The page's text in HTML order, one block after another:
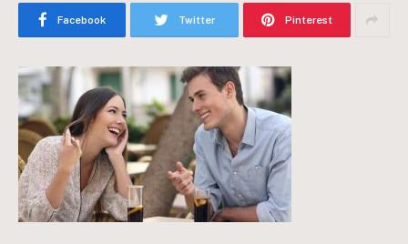
Facebook Twitter Pinterest